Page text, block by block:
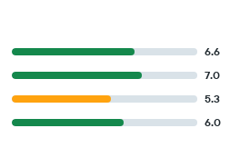
6.6
7.0
5.3
6.0